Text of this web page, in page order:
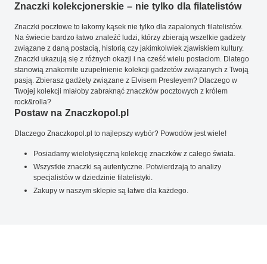
Znaczki kolekcjonerskie – nie tylko dla filatelistów
Znaczki pocztowe to łakomy kąsek nie tylko dla zapalonych filatelistów.
Na świecie bardzo łatwo znaleźć ludzi, którzy zbierają wszelkie gadżety
związane z daną postacią, historią czy jakimkolwiek zjawiskiem kultury.
Znaczki ukazują się z różnych okazji i na cześć wielu postaciom. Dlatego
stanowią znakomite uzupełnienie kolekcji gadżetów związanych z Twoją
pasją. Zbierasz gadżety związane z Elvisem Presleyem? Dlaczego w
Twojej kolekcji miałoby zabraknąć znaczków pocztowych z królem
rock&rolla?
Postaw na Znaczkopol.pl
Dlaczego Znaczkopol.pl to najlepszy wybór? Powodów jest wiele!
Posiadamy wielotysięczną kolekcję znaczków z całego świata.
Wszystkie znaczki są autentyczne. Potwierdzają to analizy
specjalistów w dziedzinie filatelistyki.
Zakupy w naszym sklepie są łatwe dla każdego.